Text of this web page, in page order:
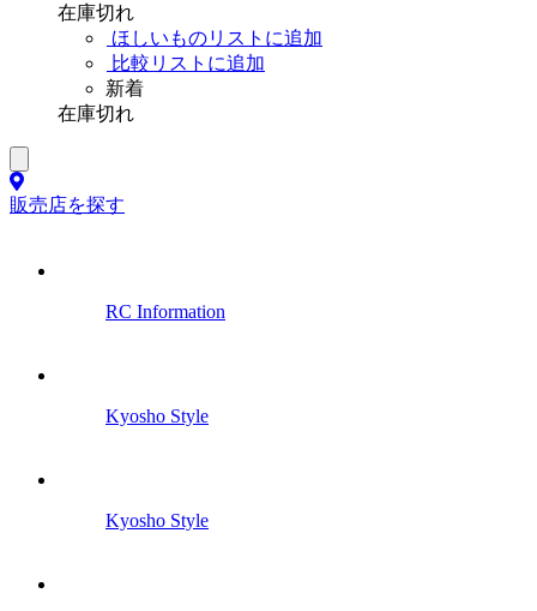
在庫切れ
ほしいものリストに追加
比較リストに追加
新着
在庫切れ
販売店を探す
RC Information
Kyosho Style
Kyosho Style